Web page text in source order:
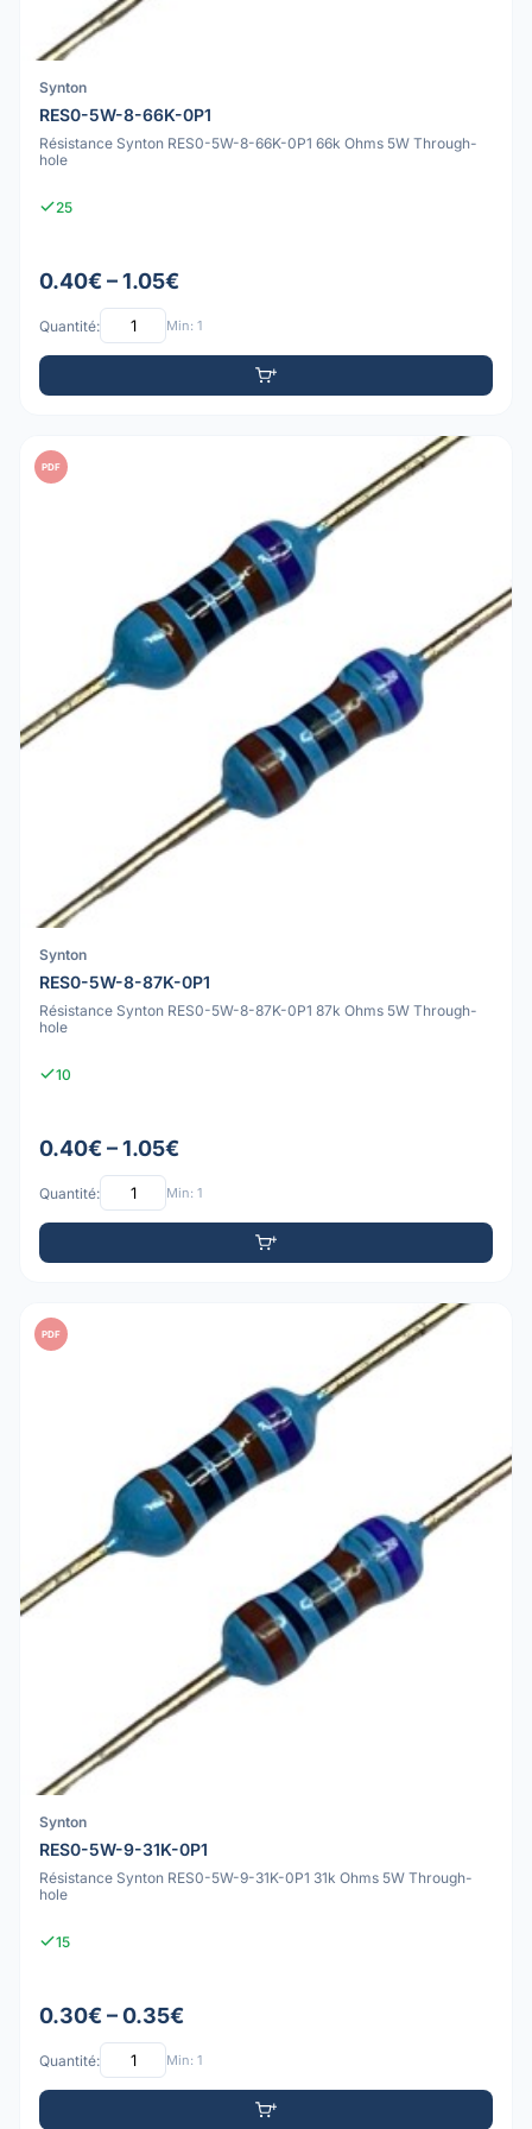
Synton
RES0-5W-8-66K-0P1
Résistance Synton RES0-5W-8-66K-0P1 66k Ohms 5W Through-
hole
25
0.40€ – 1.05€
Quantité: Min: 1
PDF
Synton
RES0-5W-8-87K-0P1
Résistance Synton RES0-5W-8-87K-0P1 87k Ohms 5W Through-
hole
10
0.40€ – 1.05€
Quantité: Min: 1
PDF
Synton
RES0-5W-9-31K-0P1
Résistance Synton RES0-5W-9-31K-0P1 31k Ohms 5W Through-
hole
15
0.30€ – 0.35€
Quantité: Min: 1